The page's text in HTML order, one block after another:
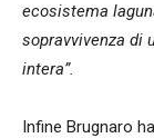
ecosistema
sopravvivenza di
intera”.
Infine Brugnaro